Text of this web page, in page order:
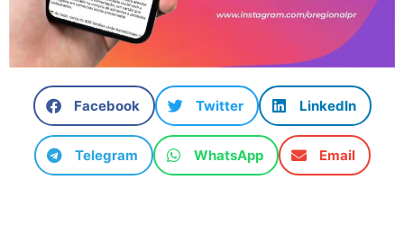
Facebook Twitter LinkedIn
Telegram WhatsApp Email